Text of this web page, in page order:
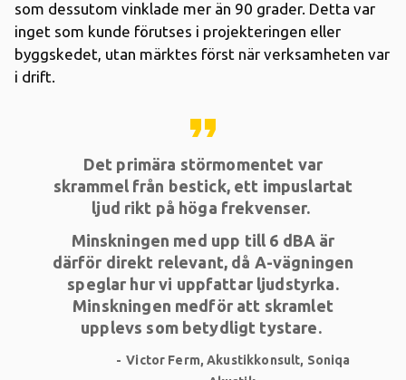
som dessutom vinklade mer än 90 grader. Detta var
inget som kunde förutses i projekteringen eller
byggskedet, utan märktes först när verksamheten var
i drift.
format_quote
Det primära störmomentet var
skrammel från bestick, ett impuslartat
ljud rikt på höga frekvenser.
Minskningen med upp till 6 dBA är
därför direkt relevant, då A-vägningen
speglar hur vi uppfattar ljudstyrka.
Minskningen medför att skramlet
upplevs som betydligt tystare.
Victor Ferm, Akustikkonsult, Soniqa